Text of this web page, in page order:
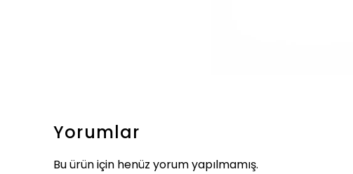
Yorumlar
Bu ürün için henüz yorum yapılmamış.